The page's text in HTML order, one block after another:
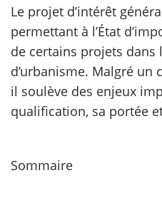
publique
Le projet d’intérêt
permettant à l’État
de certains projets dans
d’urbanisme. Malgré un
il soulève des enjeux
qualification, sa portée
Sommaire